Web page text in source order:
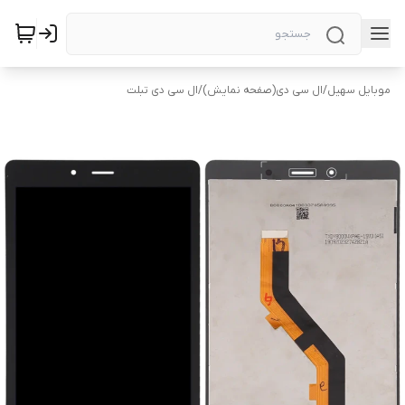
موبایل سهیل/ال سی دی(صفحه نمایش)/ال سی دی تبلت